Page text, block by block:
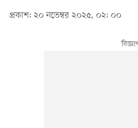
প্রকাশ: ২০ নভেম্বর ২০২৫, ০২: ০০